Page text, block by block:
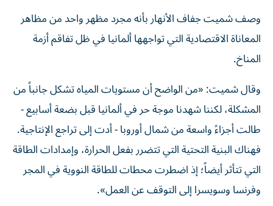
وصف شميت جفاف الأنهار بأنه مجرد مظهر واحد من مظاهر
المعاناة الاقتصادية التي تواجهها ألمانيا في ظل تفاقم أزمة
المناخ.
وقال شميت: «من الواضح أن مستويات المياه تشكل جانباً من
المشكلة، لكننا شهدنا موجة حر في ألمانيا قبل بضعة أسابيع -
طالت أجزاءً واسعة من شمال أوروبا - أدت إلى تراجع الإنتاجية.
فهناك البنية التحتية التي تتضرر بفعل الحرارة، وإمدادات الطاقة
التي تتأثر أيضاً؛ إذ اضطرت محطات للطاقة النووية في المجر
وفرنسا وسويسرا إلى التوقف عن العمل».